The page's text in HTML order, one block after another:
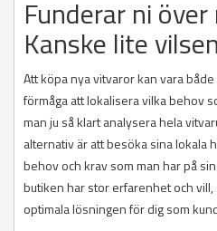
Funderar ni
Kanske lite
Att köpa nya vitvaror kan vara
förmåga att lokalisera vilka behov
man ju så klart analysera hela
alternativ är att besöka sina lokala
behov och krav som man har på
butiken har stor erfarenhet och
optimala lösningen för dig som